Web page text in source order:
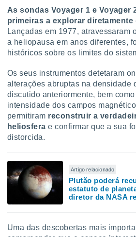
As sondas Voyager 1 e Voyager
primeiras a explorar diretamente
Lançadas em 1977, atravessaram
a heliopausa em anos diferentes,
históricos sobre os limites do
Os seus instrumentos detetaram
alterações abruptas na densidade
discutido anteriormente, bem
intensidade dos campos
permitiram reconstruir a
heliosfera e confirmar que a sua
distorcida.
Artigo relacionado
Plutão poderá
estatuto de
diretor da NASA
Uma das descobertas mais